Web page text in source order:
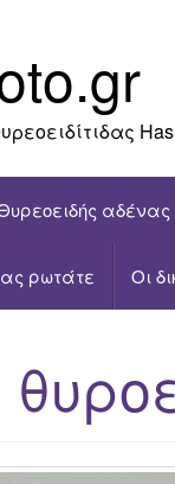
αδένας
ρωτάτε Οι